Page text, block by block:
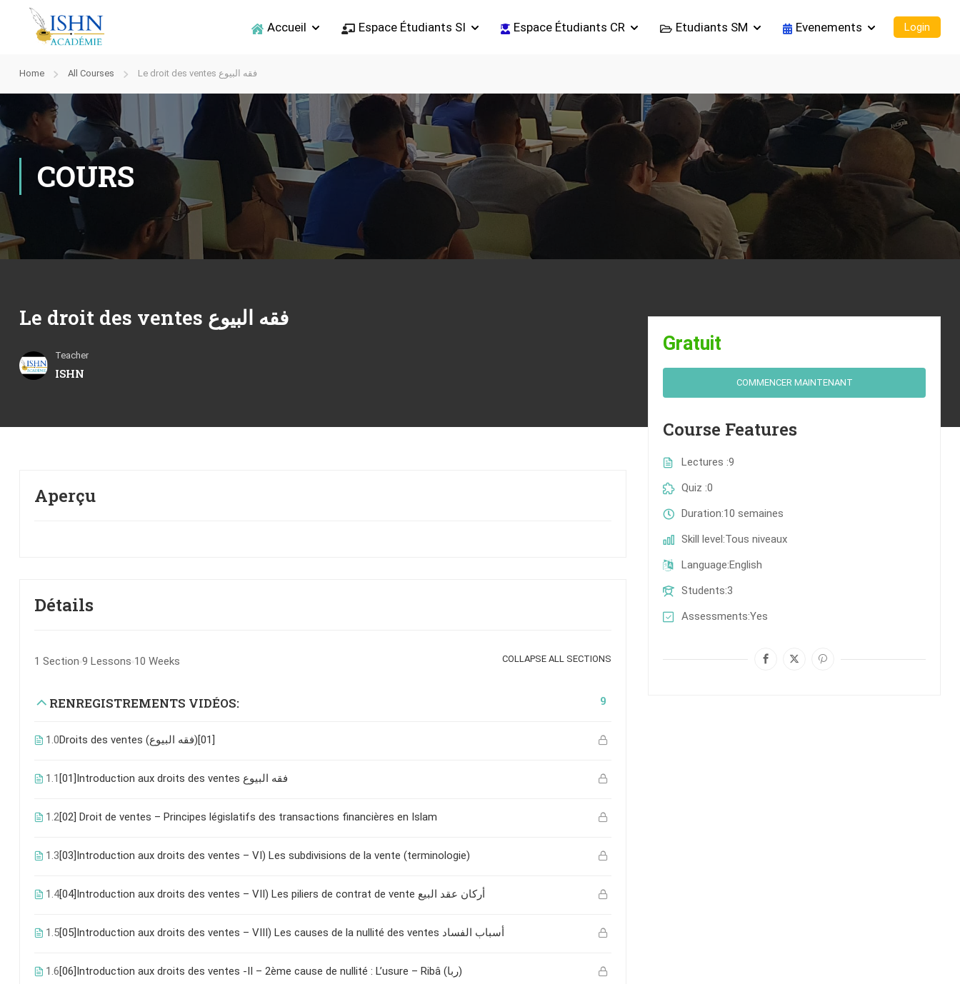
Accueil Espace Étudiants SI Espace Étudiants CR Etudiants SM Evenements Login
Home All Courses Le droit des ventes فقه البيوع
COURS
Le droit des ventes فقه البيوع
Teacher
ISHN
Aperçu
Détails
1 Section 9 Lessons 10 Weeks COLLAPSE ALL SECTIONS
RENREGISTREMENTS VIDÉOS: 9
1.0 Droits des ventes (فقه البيوع)[01]
1.1 [01]Introduction aux droits des ventes فقه البيوع
1.2[02] Droit de ventes – Principes législatifs des transactions financières en Islam
1.3[03]Introduction aux droits des ventes – VI) Les subdivisions de la vente (terminologie)
1.4 [04]Introduction aux droits des ventes – VII) Les piliers de contrat de vente أركان عقد البيع
1.5 [05]Introduction aux droits des ventes – VIII) Les causes de la nullité des ventes أسباب الفساد
1.6 [06]Introduction aux droits des ventes -II – 2ème cause de nullité : L’usure – Ribâ (ربا)
Gratuit
COMMENCER MAINTENANT
Course Features
Lectures 9
Quiz 0
Duration 10 semaines
Skill level Tous niveaux
Language English
Students 3
Assessments Yes